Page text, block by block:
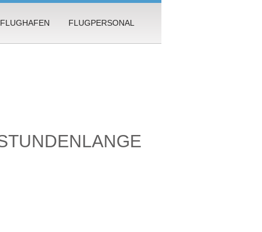
FLUGHAFEN FLUGPERSONAL